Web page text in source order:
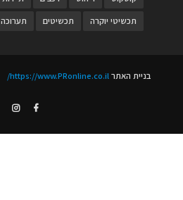
תכשיטי יוקרה
תכשיטים תערוכה
בניית האתרhttps://www.PRonline.co.il/